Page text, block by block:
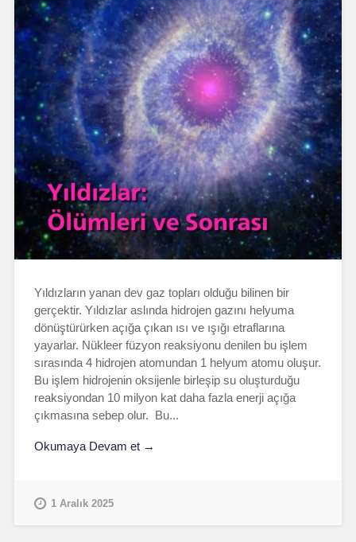
Yıldızların yanan dev gaz topları olduğu bilinen bir
gerçektir. Yıldızlar aslında hidrojen gazını helyuma
dönüştürürken açığa çıkan ısı ve ışığı etraflarına
yayarlar. Nükleer füzyon reaksiyonu denilen bu işlem
sırasında 4 hidrojen atomundan 1 helyum atomu oluşur.
Bu işlem hidrojenin oksijenle birleşip su oluşturduğu
reaksiyondan 10 milyon kat daha fazla enerji açığa
çıkmasına sebep olur. Bu...
Okumaya Devam et →
1 Aralık 2025